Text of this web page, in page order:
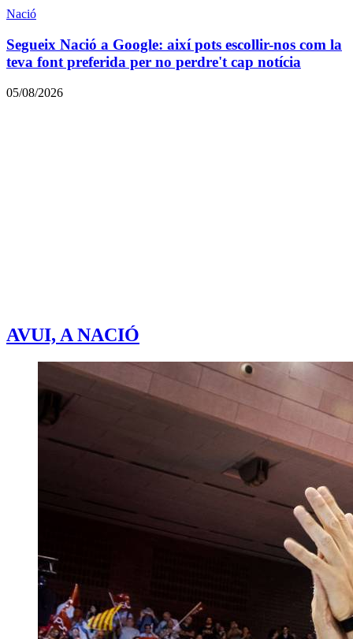
Nació
Segueix Nació a Google: així pots escollir-nos com la
teva font preferida per no perdre't cap notícia
05/08/2026
AVUI, A NACIÓ